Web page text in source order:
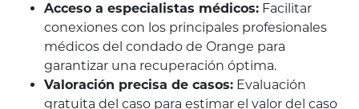
Acceso a especialistas médicos: Facilitar
conexiones con los principales profesionales
médicos del condado de Orange para
garantizar una recuperación óptima.
Valoración precisa de casos: Evaluación
gratuita del caso para estimar el valor del caso